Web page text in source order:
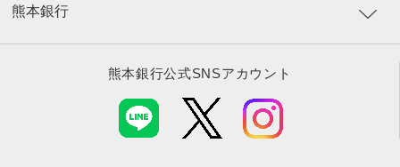
熊本銀行
熊本銀行公式SNSアカウント